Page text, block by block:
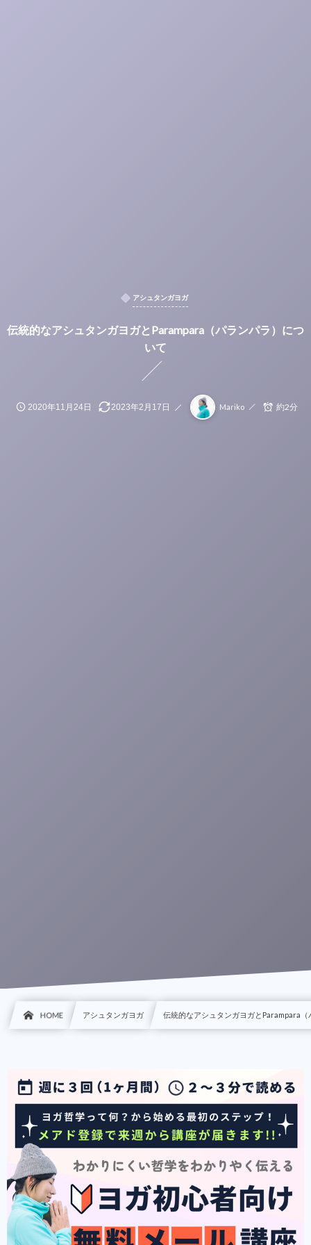
アシュタンガヨガ
伝統的なアシュタンガヨガとParampara（パランパラ）につ
いて
2020年11月24日 2023年2月17日 Mariko 約2分
HOME アシュタンガヨガ 伝統的なアシュタンガヨガとParampara